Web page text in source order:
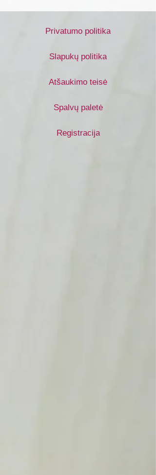
Privatumo politika
Slapukų politika
Atšaukimo teisė
Spalvų paletė
Registracija